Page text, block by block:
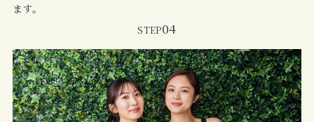
ます。
STEP04